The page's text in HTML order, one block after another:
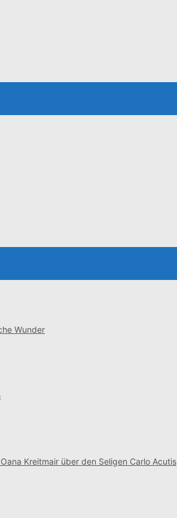
Wunder
Kreitmair über den Seligen Carlo Acutis